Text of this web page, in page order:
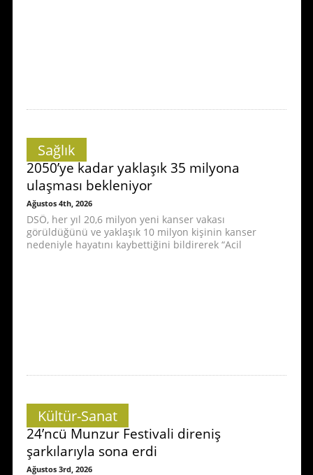
Sağlık
2050’ye kadar yaklaşık 35 milyona
ulaşması bekleniyor
Ağustos 4th, 2026
DSÖ, her yıl 20,6 milyon yeni kanser vakası
görüldüğünü ve yaklaşık 10 milyon kişinin kanser
nedeniyle hayatını kaybettiğini bildirerek “Acil
Kültür-Sanat
24’ncü Munzur Festivali direniş
şarkılarıyla sona erdi
Ağustos 3rd, 2026